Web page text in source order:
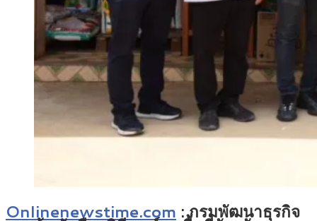
Onlinenewstime.com : กรมพัฒนาธุรกิจ